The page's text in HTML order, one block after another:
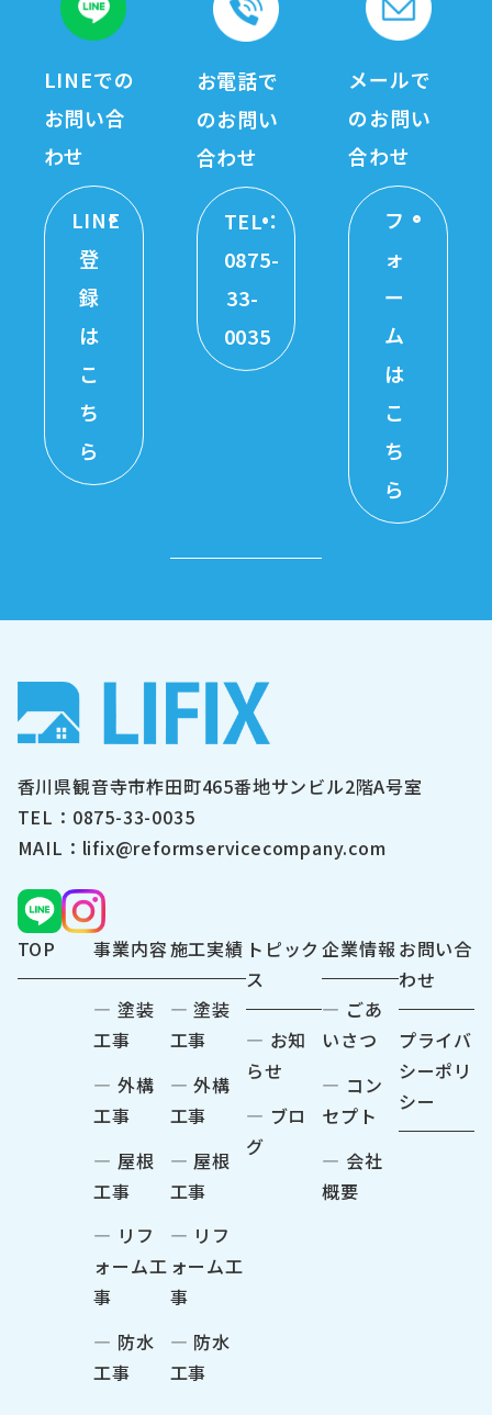
LINEでの
お問い合
わせ
LINE
登
録
は
こ
ち
ら
お電話で
のお問い
合わせ
TEL：
0875-
33-
0035
メールで
のお問い
合わせ
フ
ォ
ー
ム
は
こ
ち
ら
香川県観音寺市柞田町465番地サンビル2階A号室
TEL：0875-33-0035
MAIL：lifix@reformservicecompany.com
TOP 事業内容
― 塗装
工事
― 外構
工事
― 屋根
工事
― リフ
ォーム工
事
― 防水
工事
施工実績
― 塗装
工事
― 外構
工事
― 屋根
工事
― リフ
ォーム工
事
― 防水
工事
トピック
ス
― お知
らせ
― ブロ
グ
企業情報
― ごあ
いさつ
― コン
セプト
― 会社
概要
お問い合
わせ
プライバ
シーポリ
シー